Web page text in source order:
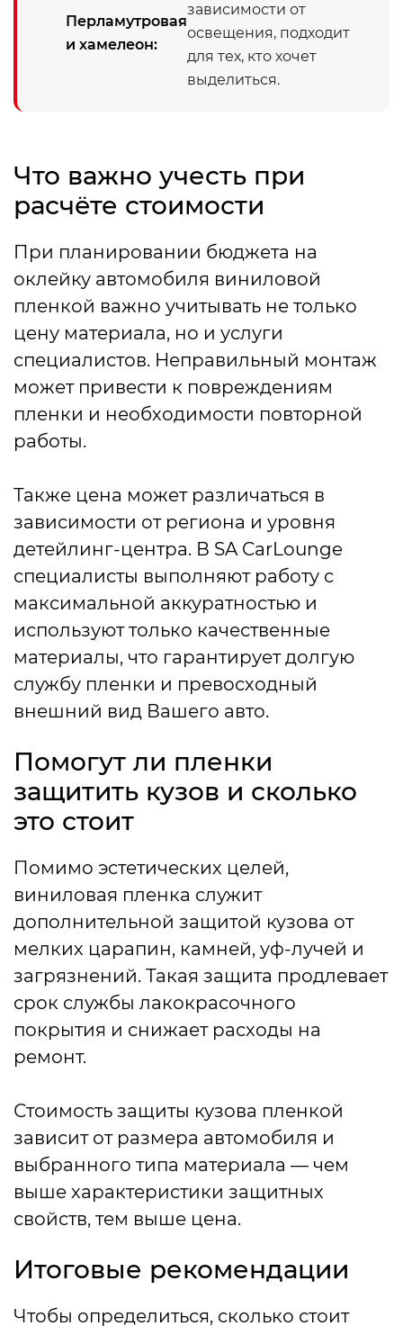
Перламутровая
и хамелеон:
зависимости от
освещения, подходит
для тех, кто хочет
выделиться.
Что важно учесть при
расчёте стоимости
При планировании бюджета на
оклейку автомобиля виниловой
пленкой важно учитывать не только
цену материала, но и услуги
специалистов. Неправильный монтаж
может привести к повреждениям
пленки и необходимости повторной
работы.
Также цена может различаться в
зависимости от региона и уровня
детейлинг-центра. В SA CarLounge
специалисты выполняют работу с
максимальной аккуратностью и
используют только качественные
материалы, что гарантирует долгую
службу пленки и превосходный
внешний вид Вашего авто.
Помогут ли пленки
защитить кузов и сколько
это стоит
Помимо эстетических целей,
виниловая пленка служит
дополнительной защитой кузова от
мелких царапин, камней, уф-лучей и
загрязнений. Такая защита продлевает
срок службы лакокрасочного
покрытия и снижает расходы на
ремонт.
Стоимость защиты кузова пленкой
зависит от размера автомобиля и
выбранного типа материала — чем
выше характеристики защитных
свойств, тем выше цена.
Итоговые рекомендации
Чтобы определиться, сколько стоит